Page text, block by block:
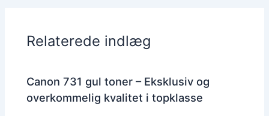
Relaterede indlæg
Canon 731 gul toner – Eksklusiv og
overkommelig kvalitet i topklasse